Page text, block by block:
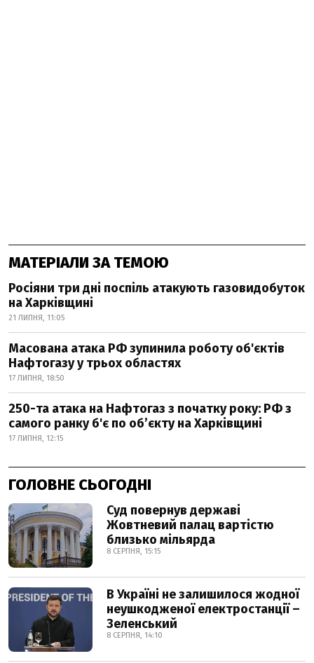
МАТЕРІАЛИ ЗА ТЕМОЮ
Росіяни три дні поспіль атакують газовидобуток
на Харківщині
21 ЛИПНЯ, 11:05
Масована атака РФ зупинила роботу об'єктів
Нафтогазу у трьох областях
17 ЛИПНЯ, 18:50
250-та атака на Нафтогаз з початку року: РФ з
самого ранку б'є по об’єкту на Харківщині
17 ЛИПНЯ, 12:15
ГОЛОВНЕ СЬОГОДНІ
Суд повернув державі
Жовтневий палац вартістю
близько мільярда
8 СЕРПНЯ, 15:15
В Україні не залишилося жодної
неушкодженої електростанції –
Зеленський
8 СЕРПНЯ, 14:10